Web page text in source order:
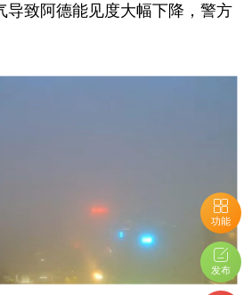
功能
发布
导致阿德能见度大幅下降，警方